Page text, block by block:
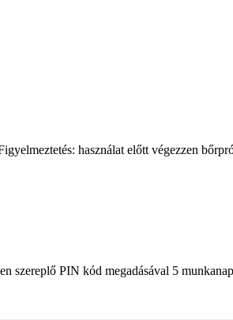
használat előtt végezzen
PIN kód megadásával 5